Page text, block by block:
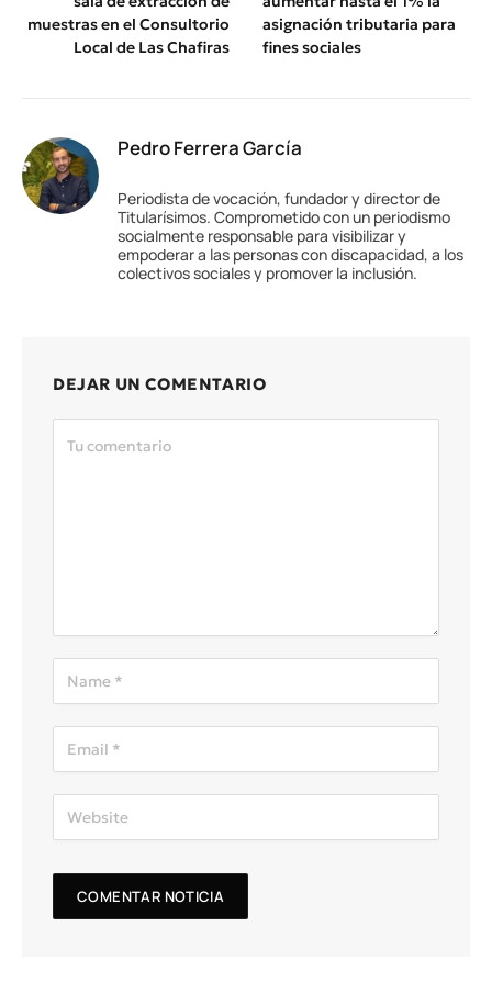
muestras en el Consultorio
Local de Las Chafiras
asignación tributaria para
fines sociales
Pedro Ferrera García
Periodista de vocación, fundador y director de
Titularísimos. Comprometido con un periodismo
socialmente responsable para visibilizar y
empoderar a las personas con discapacidad, a los
colectivos sociales y promover la inclusión.
DEJAR UN COMENTARIO